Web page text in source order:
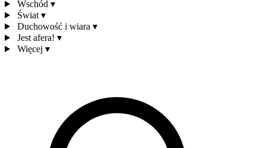
Wschód ▾
Świat ▾
Duchowość i wiara ▾
Jest afera! ▾
Więcej ▾